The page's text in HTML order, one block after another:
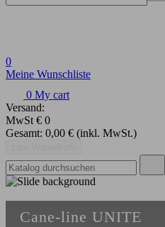
0
Meine Wunschliste
0 My cart
Versand:
MwSt € 0
Gesamt: 0,00 € (inkl. MwSt.)
Cane-line UNITE